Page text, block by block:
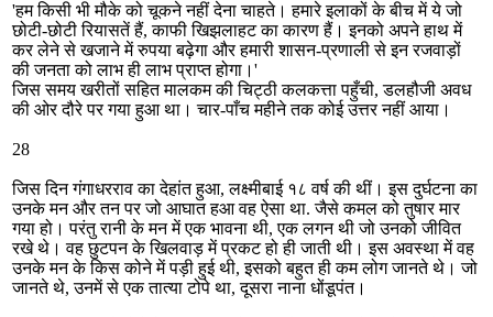
'हम किसी भी मौके को चूकने नहीं देना चाहते। हमारे इलाकों के बीच में ये जो
छोटी-छोटी रियासतें हैं, काफी खिझलाहट का कारण हैं। इनको अपने हाथ में
कर लेने से खजाने में रुपया बढ़ेगा और हमारी शासन-प्रणाली से इन रजवाड़ों
की जनता को लाभ ही लाभ प्राप्त होगा।'
जिस समय खरीतों सहित मालकम की चिट्ठी कलकत्ता पहुँची, डलहौजी अवध
की ओर दौरे पर गया हुआ था। चार-पाँच महीने तक कोई उत्तर नहीं आया।
28
जिस दिन गंगाधरराव का देहांत हुआ, लक्ष्मीबाई १८ वर्ष की थीं। इस दुर्घटना का
उनके मन और तन पर जो आघात हआ वह ऐसा था. जैसे कमल को तुषार मार
गया हो। परंतु रानी के मन में एक भावना थी, एक लगन थी जो उनको जीवित
रखे थे। वह छुटपन के खिलवाड़ में प्रकट हो ही जाती थी। इस अवस्था में वह
उनके मन के किस कोने में पड़ी हुई थी, इसको बहुत ही कम लोग जानते थे। जो
जानते थे, उनमें से एक तात्या टोपे था, दूसरा नाना धोंडूपंत।